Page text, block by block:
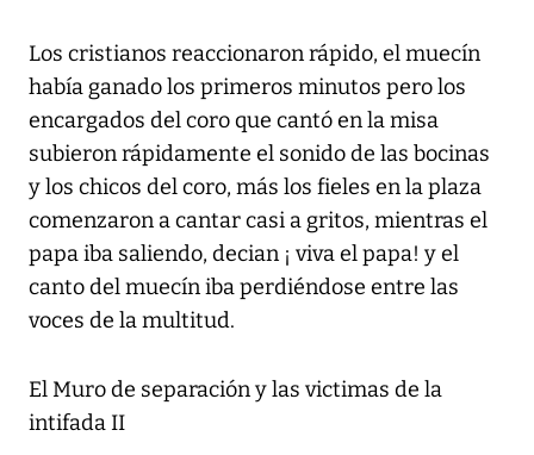
Los cristianos reaccionaron rápido, el muecín
había ganado los primeros minutos pero los
encargados del coro que cantó en la misa
subieron rápidamente el sonido de las bocinas
y los chicos del coro, más los fieles en la plaza
comenzaron a cantar casi a gritos, mientras el
papa iba saliendo, decian ¡ viva el papa! y el
canto del muecín iba perdiéndose entre las
voces de la multitud.
El Muro de separación y las victimas de la
intifada II